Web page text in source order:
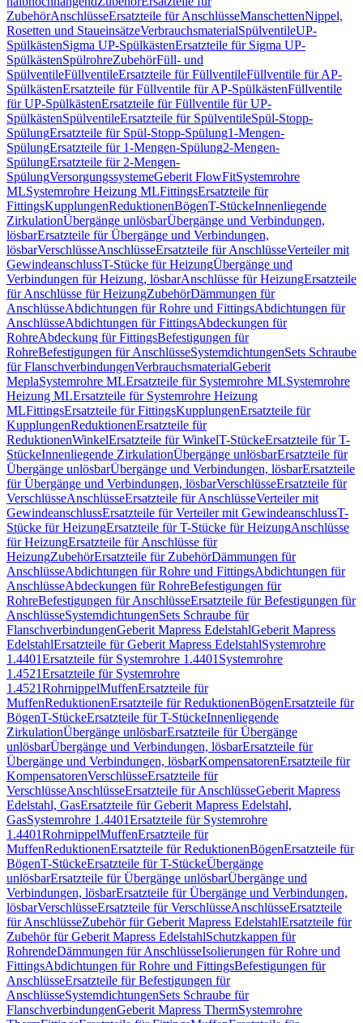
ZubehörAnschlüsseErsatzteile für AnschlüsseManschettenNippel,
Rosetten und StaueinsätzeVerbrauchsmaterialSpülventileUP-
SpülkästenSigma UP-SpülkästenErsatzteile für Sigma UP-
SpülkästenSpülrohreZubehörFüll- und
SpülventileFüllventileErsatzteile für FüllventileFüllventile für AP-
SpülkästenErsatzteile für Füllventile für AP-SpülkästenFüllventile
für UP-SpülkästenErsatzteile für Füllventile für UP-
SpülkästenSpülventileErsatzteile für SpülventileSpül-Stopp-
SpülungErsatzteile für Spül-Stopp-Spülung1-Mengen-
SpülungErsatzteile für 1-Mengen-Spülung2-Mengen-
SpülungErsatzteile für 2-Mengen-
SpülungVersorgungssystemeGeberit FlowFitSystemrohre
MLSystemrohre Heizung MLFittingsErsatzteile für
FittingsKupplungenReduktionenBögenT-StückeInnenliegende
ZirkulationÜbergänge unlösbarÜbergänge und Verbindungen,
lösbarErsatzteile für Übergänge und Verbindungen,
lösbarVerschlüsseAnschlüsseErsatzteile für AnschlüsseVerteiler mit
GewindeanschlussT-Stücke für HeizungÜbergänge und
Verbindungen für Heizung, lösbarAnschlüsse für HeizungErsatzteile
für Anschlüsse für HeizungZubehörDämmungen für
AnschlüsseAbdichtungen für Rohre und FittingsAbdichtungen für
AnschlüsseAbdichtungen für FittingsAbdeckungen für
RohreAbdeckung für FittingsBefestigungen für
RohreBefestigungen für AnschlüsseSystemdichtungenSets Schraube
für FlanschverbindungenVerbrauchsmaterialGeberit
MeplaSystemrohre MLErsatzteile für Systemrohre MLSystemrohre
Heizung MLErsatzteile für Systemrohre Heizung
MLFittingsErsatzteile für FittingsKupplungenErsatzteile für
KupplungenReduktionenErsatzteile für
ReduktionenWinkelErsatzteile für WinkelT-StückeErsatzteile für T-
StückeInnenliegende ZirkulationÜbergänge unlösbarErsatzteile für
Übergänge unlösbarÜbergänge und Verbindungen, lösbarErsatzteile
für Übergänge und Verbindungen, lösbarVerschlüsseErsatzteile für
VerschlüsseAnschlüsseErsatzteile für AnschlüsseVerteiler mit
GewindeanschlussErsatzteile für Verteiler mit GewindeanschlussT-
Stücke für HeizungErsatzteile für T-Stücke für HeizungAnschlüsse
für HeizungErsatzteile für Anschlüsse für
HeizungZubehörErsatzteile für ZubehörDämmungen für
AnschlüsseAbdichtungen für Rohre und FittingsAbdichtungen für
AnschlüsseAbdeckungen für RohreBefestigungen für
RohreBefestigungen für AnschlüsseErsatzteile für Befestigungen für
AnschlüsseSystemdichtungenSets Schraube für
FlanschverbindungenGeberit Mapress EdelstahlGeberit Mapress
EdelstahlErsatzteile für Geberit Mapress EdelstahlSystemrohre
1.4401Ersatzteile für Systemrohre 1.4401 Systemrohre
1.4521Ersatzteile für Systemrohre
1.4521RohrnippelMuffenErsatzteile für
MuffenReduktionenErsatzteile für ReduktionenBögenErsatzteile für
BögenT-StückeErsatzteile für T-StückeInnenliegende
ZirkulationÜbergänge unlösbarErsatzteile für Übergänge
unlösbarÜbergänge und Verbindungen, lösbarErsatzteile für
Übergänge und Verbindungen, lösbarKompensatorenErsatzteile für
KompensatorenVerschlüsseErsatzteile für
VerschlüsseAnschlüsseErsatzteile für AnschlüsseGeberit Mapress
Edelstahl, GasErsatzteile für Geberit Mapress Edelstahl,
GasSystemrohre 1.4401Ersatzteile für Systemrohre
1.4401RohrnippelMuffenErsatzteile für
MuffenReduktionenErsatzteile für ReduktionenBögenErsatzteile für
BögenT-StückeErsatzteile für T-StückeÜbergänge
unlösbarErsatzteile für Übergänge unlösbarÜbergänge und
Verbindungen, lösbarErsatzteile für Übergänge und Verbindungen,
lösbarVerschlüsseErsatzteile für VerschlüsseAnschlüsseErsatzteile
für AnschlüsseZubehör für Geberit Mapress EdelstahlErsatzteile für
Zubehör für Geberit Mapress EdelstahlSchutzkappen für
RohrendeDämmungen für AnschlüsseIsolierungen für Rohre und
FittingsAbdichtungen für Rohre und FittingsBefestigungen für
AnschlüsseErsatzteile für Befestigungen für
AnschlüsseSystemdichtungenSets Schraube für
FlanschverbindungenGeberit Mapress ThermSystemrohre